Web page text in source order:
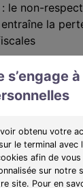
s’engage
obtenu votre
le terminal avec
afin de
sur notre
site. Pour en
le non-
la
œuvre
de 80m2 au
:498 500
:133 821 €